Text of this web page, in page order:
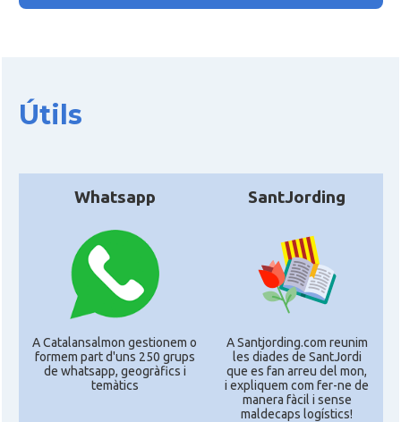
Útils
Whatsapp
A Catalansalmon gestionem o
formem part d'uns 250 grups
de whatsapp, geogràfics i
temàtics
SantJording
A Santjording.com reunim
les diades de SantJordi
que es fan arreu del mon,
i expliquem com fer-ne de
manera fàcil i sense
maldecaps logí­stics!